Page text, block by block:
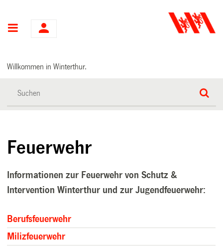
Hauptnavigation
Willkommen in Winterthur.
Feuerwehr
Informationen zur Feuerwehr von Schutz &
Intervention Winterthur und zur Jugendfeuerwehr:
Berufsfeuerwehr
Milizfeuerwehr